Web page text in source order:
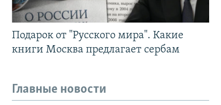
Подарок от "Русского мира". Какие
книги Москва предлагает сербам
Главные новости